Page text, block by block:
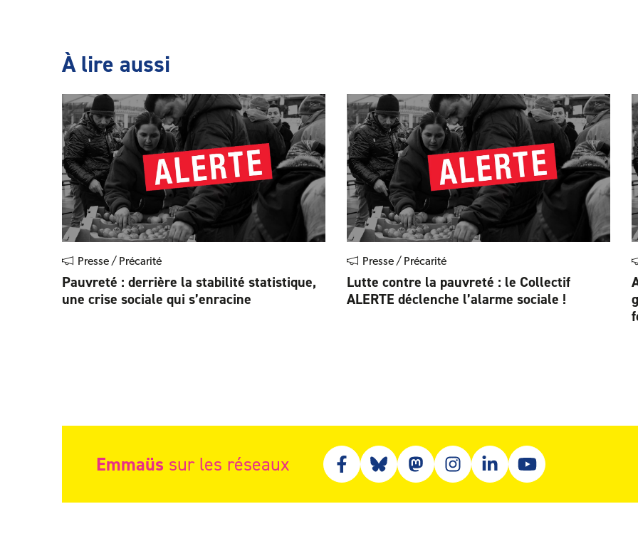
À lire aussi
Presse / Précarité
Pauvreté : derrière la stabilité statistique,
une crise sociale qui s’enracine
Presse / Précarité
Lutte contre la pauvreté : le Collectif
ALERTE déclenche l’alarme sociale !
Emmaüs sur les réseaux Facebook (nouvelle fenêtre)
Bluesky (nouvelle fenêtre)
Mastodon (nouvelle fenêtre)
Instagram (nouvelle fenêtre)
Linkedin (nouvelle fenêtre)
Youtube (nouvelle